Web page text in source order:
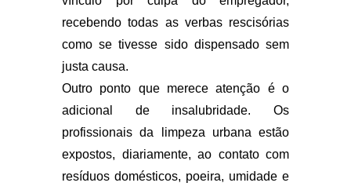
recebendo todas as verbas rescisórias
como se tivesse sido dispensado sem
justa causa.
Outro ponto que merece atenção é o
adicional de insalubridade. Os
profissionais da limpeza urbana estão
expostos, diariamente, ao contato com
resíduos domésticos, poeira, umidade e